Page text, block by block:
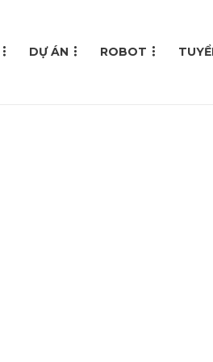
DỰ ÁN ROBOT